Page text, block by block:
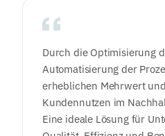
Durch die Optimisierung
Automatisierung der
erheblichen Mehrwert
Kundennutzen im
Eine ideale Lösung für